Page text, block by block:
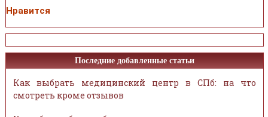
Нравится
Последние добавленные статьи
Как выбрать медицинский центр в СПб: на что
смотреть кроме отзывов